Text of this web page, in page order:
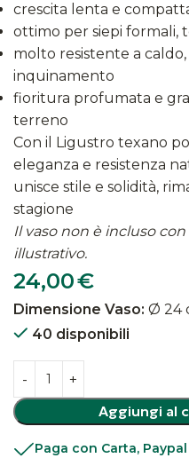
crescita lenta e
ottimo per siepi formali,
molto resistente a
inquinamento
fioritura profumata e
terreno
Con il Ligustro texano
eleganza e resistenza
unisce stile e solidità,
stagione
Il vaso non è incluso
illustrativo.
24,00€
Dimensione Vaso: Ø 24
40 disponibili
Aggiungi al
Paga con Carta,